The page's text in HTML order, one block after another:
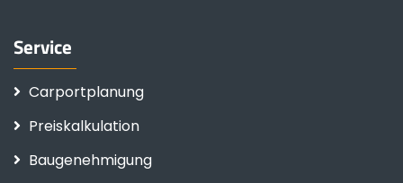
Service
Carportplanung
Preiskalkulation
Baugenehmigung